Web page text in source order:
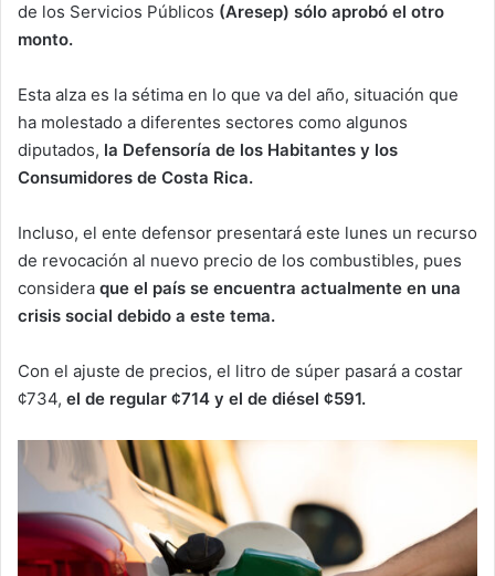
de los Servicios Públicos (Aresep) sólo aprobó el otro
monto.
Esta alza es la sétima en lo que va del año, situación que
ha molestado a diferentes sectores como algunos
diputados, la Defensoría de los Habitantes y los
Consumidores de Costa Rica.
Incluso, el ente defensor presentará este lunes un recurso
de revocación al nuevo precio de los combustibles, pues
considera que el país se encuentra actualmente en una
crisis social debido a este tema.
Con el ajuste de precios, el litro de súper pasará a costar
¢734, el de regular ¢714 y el de diésel ¢591.